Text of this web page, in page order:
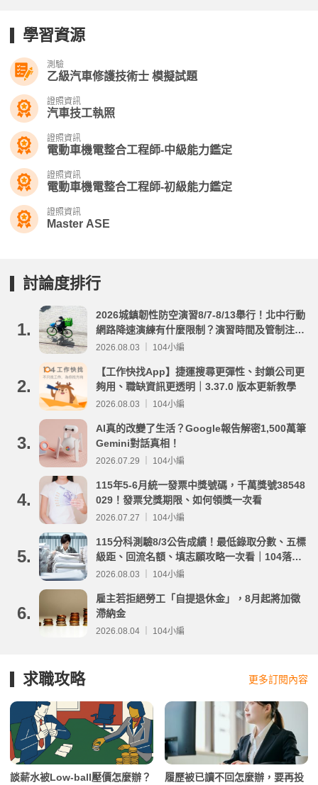
學習資源
測驗
乙級汽車修護技術士 模擬試題
證照資訊
汽車技工執照
證照資訊
電動車機電整合工程師-中級能力鑑定
證照資訊
電動車機電整合工程師-初級能力鑑定
證照資訊
Master ASE
討論度排行
1.
2026城鎮韌性防空演習8/7-8/13舉行！北中行動
網路降速演練有什麼限制？演習時間及管制注意
事項整理
2026.08.03 ｜ 104小編
2.
【工作快找App】捷運搜尋更彈性、封鎖公司更
夠用、職缺資訊更透明｜3.37.0 版本更新教學
2026.08.03 ｜ 104小編
3.
AI真的改變了生活？Google報告解密1,500萬筆
Gemini對話真相！
2026.07.29 ｜ 104小編
4.
115年5-6月統一發票中獎號碼，千萬獎號38548
029！發票兌獎期限、如何領獎一次看
2026.07.27 ｜ 104小編
5.
115分科測驗8/3公告成績！最低錄取分數、五標
級距、回流名額、填志願攻略一次看｜104落點
分析
2026.08.03 ｜ 104小編
6.
雇主若拒絕勞工「自提退休金」，8月起將加徵
滯納金
2026.08.04 ｜ 104小編
求職攻略 更多訂閱內容
談薪水被Low-ball壓價怎麼辦？
履歷被已讀不回怎麼辦，要再投